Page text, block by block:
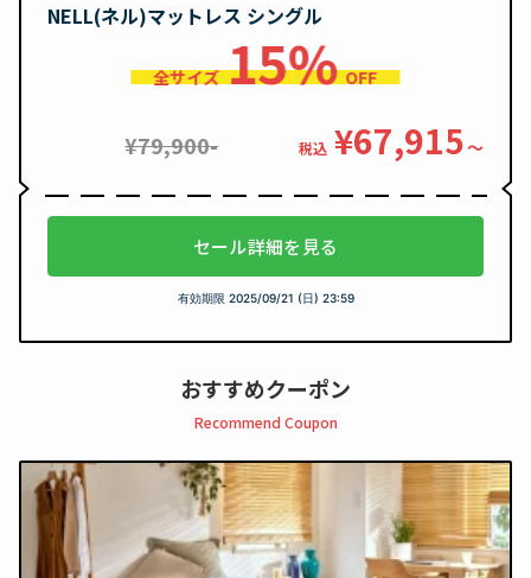
NELL(ネル)マットレス シングル
全サイズ 15% OFF
¥79,900- 税込 ¥67,915〜
セール詳細を見る
有効期限 2025/09/21 (日) 23:59
おすすめクーポン
Recommend Coupon